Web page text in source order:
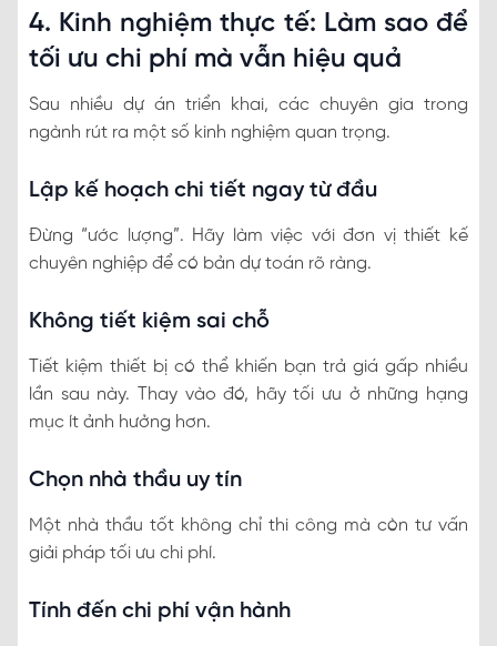
4. Kinh nghiệm thực tế: Làm sao để
tối ưu chi phí mà vẫn hiệu quả
Sau nhiều dự án triển khai, các chuyên gia trong
ngành rút ra một số kinh nghiệm quan trọng.
Lập kế hoạch chi tiết ngay từ đầu
Đừng “ước lượng”. Hãy làm việc với đơn vị thiết kế
chuyên nghiệp để có bản dự toán rõ ràng.
Không tiết kiệm sai chỗ
Tiết kiệm thiết bị có thể khiến bạn trả giá gấp nhiều
lần sau này. Thay vào đó, hãy tối ưu ở những hạng
mục ít ảnh hưởng hơn.
Chọn nhà thầu uy tín
Một nhà thầu tốt không chỉ thi công mà còn tư vấn
giải pháp tối ưu chi phí.
Tính đến chi phí vận hành